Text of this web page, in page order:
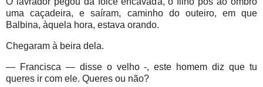
uma caçadeira, e saíram, caminho do outeiro, em que
Balbina, àquela hora, estava orando.
Chegaram à beira dela.
— Francisca — disse o velho -, este homem diz que tu
queres ir com ele. Queres ou não?